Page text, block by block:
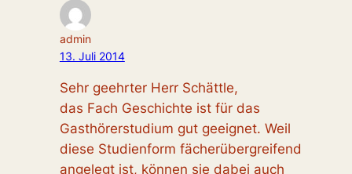
admin
13. Juli 2014
Sehr geehrter Herr Schättle,
das Fach Geschichte ist für das
Gasthörerstudium gut geeignet. Weil
diese Studienform fächerübergreifend
angelegt ist, können sie dabei auch